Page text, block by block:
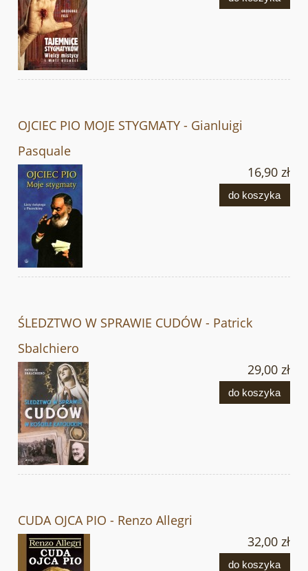
OJCIEC PIO MOJE STYGMATY - Gianluigi
Pasquale
16,90 zł
do koszyka
ŚLEDZTWO W SPRAWIE CUDÓW - Patrick
Sbalchiero
29,00 zł
do koszyka
CUDA OJCA PIO - Renzo Allegri
32,00 zł
do koszyka